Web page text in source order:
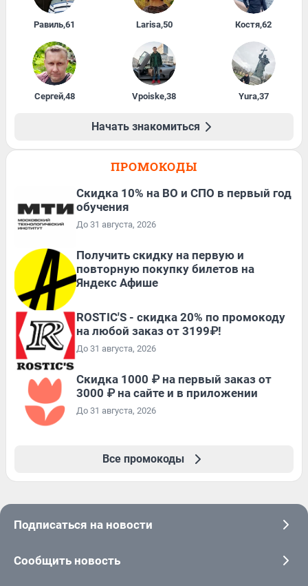
Равиль,61 Larisa,50 Костя,62
Сергей,48 Vpoiske,38 Yura,37
Начать знакомиться
ПРОМОКОДЫ
Скидка 10% на ВО и СПО в первый год
обучения
До 31 августа, 2026
Получить скидку на первую и
повторную покупку билетов на
Яндекс Афише
ROSTIC'S - скидка 20% по промокоду
на любой заказ от 3199₽!
До 31 августа, 2026
Скидка 1000 ₽ на первый заказ от
3000 ₽ на сайте и в приложении
До 31 августа, 2026
Все промокоды
Подписаться на новости
Сообщить новость